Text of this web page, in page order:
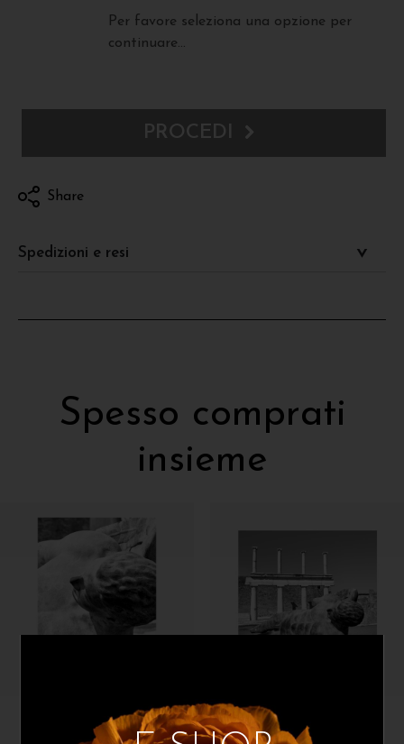
Per favore seleziona una opzione per
continuare...
PROCEDI
Share
Spedizioni e resi
Spesso comprati
insieme
Mauro Sini Mauro Sini